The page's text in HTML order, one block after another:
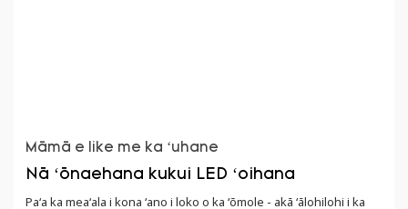
Māmā e like me ka ʻuhane
Nā ʻōnaehana kukui LED ʻoihana
Paʻa ka meaʻala i kona ʻano i loko o ka ʻōmole - akā ʻālohilohi i ka